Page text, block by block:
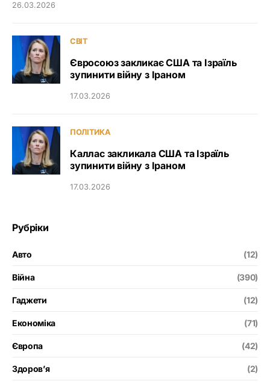
26.03.2026
СВІТ
Євросоюз закликає США та Ізраїль
зупинити війну з Іраном
17.03.2026
ПОЛІТИКА
Каллас закликала США та Ізраїль
зупинити війну з Іраном
17.03.2026
Рубріки
Авто (12)
Війна (390)
Гаджети (12)
Економіка (71)
Європа (42)
Здоров’я (2)